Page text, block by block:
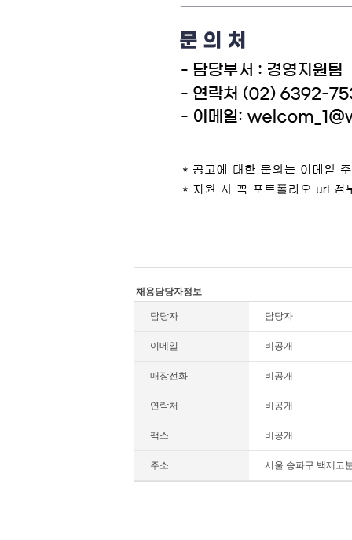
채용담당자정보
담당자 담당자
이메일 비공개
매장전화 비공개
연락처 비공개
팩스 비공개
주소 서울 송파구 백제고